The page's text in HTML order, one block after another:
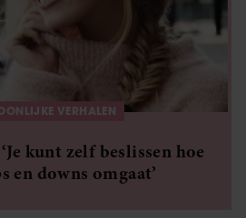
VERHALEN
kunt zelf beslissen hoe
en downs omgaat’